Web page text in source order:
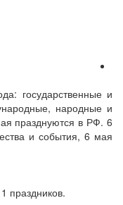
государственные и
народные и
празднуются в РФ. 6
и события, 6 мая
праздников.